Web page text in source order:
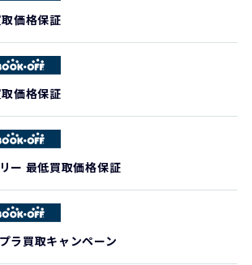
価格保証
価格保証
ー 最低買取価格保証
ラ買取キャンペーン